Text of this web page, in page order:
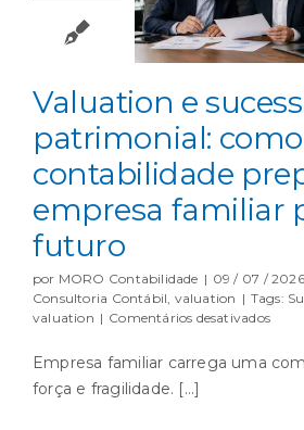
Valuation e
patrimonial:
contabilidade
empresa familiar
futuro
por MORO Contabilidade | 09 / 07 / 2026
Consultoria Contábil, valuation | Tags:
valuation | Comentários desativadosem
e
Empresa familiar carrega uma
força e fragilidade. [...]